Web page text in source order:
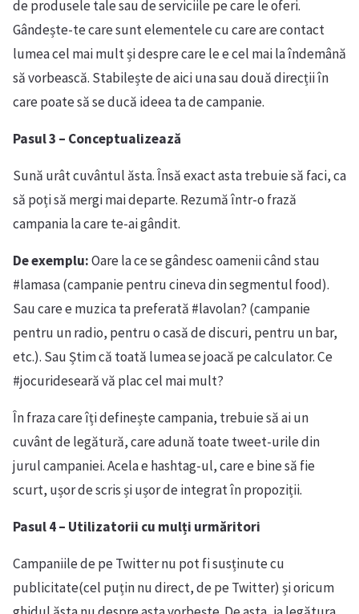
de produsele tale sau de serviciile pe care le oferi.
Gândește-te care sunt elementele cu care are contact
lumea cel mai mult și despre care le e cel mai la îndemână
să vorbească. Stabilește de aici una sau două direcții în
care poate să se ducă ideea ta de campanie.
Pasul 3 – Conceptualizează
Sună urât cuvântul ăsta. Însă exact asta trebuie să faci, ca
să poți să mergi mai departe. Rezumă într-o frază
campania la care te-ai gândit.
De exemplu:Oare la ce se gândesc oamenii când stau
#lamasa (campanie pentru cineva din segmentul food).
Sau care e muzica ta preferată #lavolan? (campanie
pentru un radio, pentru o casă de discuri, pentru un bar,
etc.). Sau Știm că toată lumea se joacă pe calculator. Ce
#jocurideseară vă plac cel mai mult?
În fraza care îți definește campania, trebuie să ai un
cuvânt de legătură, care adună toate tweet-urile din
jurul campaniei. Acela e hashtag-ul, care e bine să fie
scurt, ușor de scris și ușor de integrat în propoziții.
Pasul 4 – Utilizatorii cu mulți urmăritori
Campaniile de pe Twitter nu pot fi susținute cu
publicitate(cel puțin nu direct, de pe Twitter) și oricum